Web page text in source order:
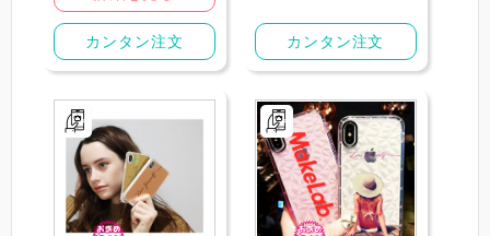
カンタン注文 カンタン注文